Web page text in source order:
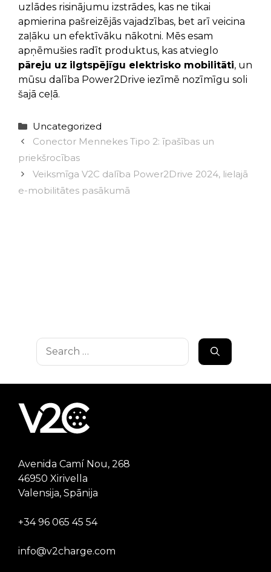
uzlādes risinājumu izstrādes, kas ne tikai
apmierina pašreizējās vajadzības, bet arī veicina
zaļāku un efektīvāku nākotni. Mēs esam
apņēmušies radīt produktus, kas atvieglo
pāreju uz ilgtspējīgu elektrisko mobilitāti, un
mūsu dalība Power2Drive iezīmē nozīmīgu soli
šajā ceļā.
Categories
Uncategorized
Conector Mennekes Tipo 2: īpašības un
priekšrocības
Veiksmīga V2C dalība Power2Drive 2024, lielajā
e-mobilitātes pasākumā
Search
for:
Avenida Camí Nou, 268
46950 Xirivella
Valensija, Spānija
+34 96 065 45 54
info@v2charge.com